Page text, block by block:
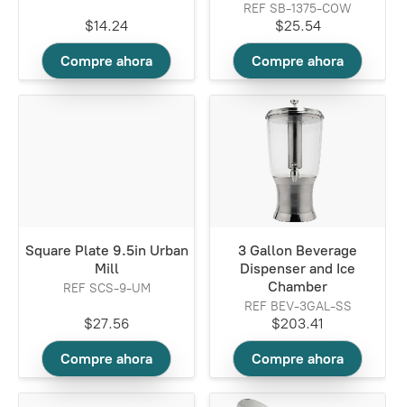
$14.24
Compre ahora
REF SB-1375-COW
$25.54
Compre ahora
Square Plate 9.5in Urban
Mill
REF SCS-9-UM
$27.56
Compre ahora
3 Gallon Beverage
Dispenser and Ice
Chamber
REF BEV-3GAL-SS
$203.41
Compre ahora